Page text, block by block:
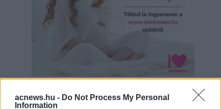
acnews.hu - Do Not Process My Personal
Information